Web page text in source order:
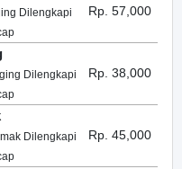
Dilengkapi
Rp. 57,000
Dilengkapi
Rp. 38,000
Dilengkapi
Rp. 45,000